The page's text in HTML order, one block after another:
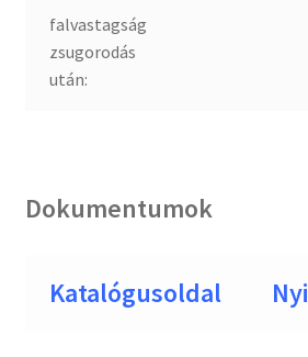
falvastagság
zsugorodás
után:
Dokumentumok
Katalógusoldal